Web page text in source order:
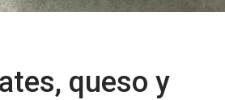
queso y